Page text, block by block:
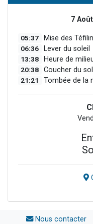
7
05:37 Mise des
06:36 Lever du soleil
13:38 Heure de
20:38 Coucher du
21:21 Tombée de la
Nous contacter